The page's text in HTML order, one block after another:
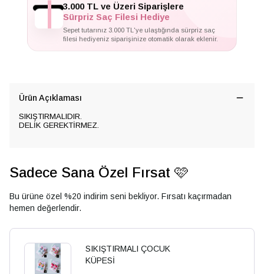
3.000 TL ve Üzeri Siparişlere
Sürpriz Saç Filesi Hediye
Sepet tutarınız 3.000 TL'ye ulaştığında sürpriz saç
filesi hediyeniz siparişinize otomatik olarak eklenir.
Ürün Açıklaması
SIKIŞTIRMALIDIR.
DELİK GEREKTİRMEZ.
Sadece Sana Özel Fırsat 🩷
Bu ürüne özel %20 indirim seni bekliyor. Fırsatı kaçırmadan
hemen değerlendir.
SIKIŞTIRMALI ÇOCUK
KÜPESİ